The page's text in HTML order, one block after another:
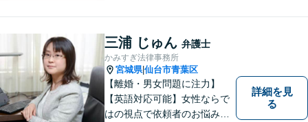
まず弁護士に相談してみてく
ださい。離婚問題／借金問題
／交通事故／刑事事件など、
幅広く対応。【夜間／休日対
応可能】
三浦 じゅん 弁護士
かみすぎ法律事務所
宮城県|仙台市青葉区
【離婚・男女問題に注力】
【英語対応可能】女性ならで
はの視点で依頼者のお悩みに
詳細を見
る